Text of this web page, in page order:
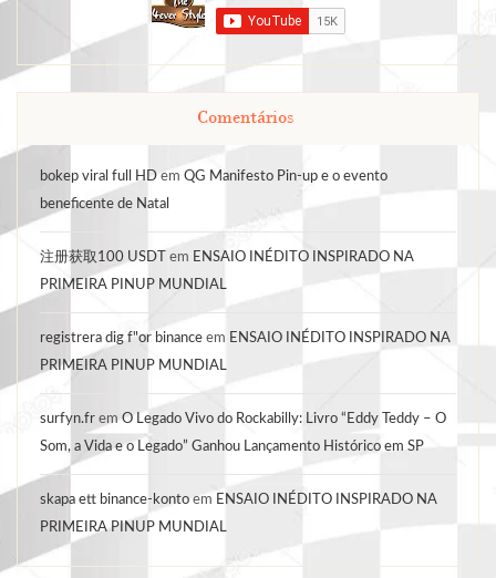
Comentários
bokep viral full HD em QG Manifesto Pin-up e o evento
beneficente de Natal
注册获取100 USDT em ENSAIO INÉDITO INSPIRADO NA
PRIMEIRA PINUP MUNDIAL
registrera dig f"or binance em ENSAIO INÉDITO INSPIRADO NA
PRIMEIRA PINUP MUNDIAL
surfyn.fr emO Legado Vivo do Rockabilly: Livro “Eddy Teddy – O
Som, a Vida e o Legado” Ganhou Lançamento Histórico em SP
skapa ett binance-konto em ENSAIO INÉDITO INSPIRADO NA
PRIMEIRA PINUP MUNDIAL